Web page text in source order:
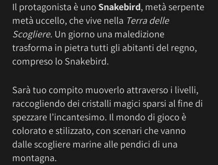
Il protagonista è uno Snakebird, metà serpente
metà uccello, che vive nella Terra delle
Scogliere. Un giorno una maledizione
trasforma in pietra tutti gli abitanti del regno,
compreso lo Snakebird.
Sarà tuo compito muoverlo attraverso i livelli,
raccogliendo dei cristalli magici sparsi al fine di
spezzare l’incantesimo. Il mondo di gioco è
colorato e stilizzato, con scenari che vanno
dalle scogliere marine alle pendici di una
montagna.